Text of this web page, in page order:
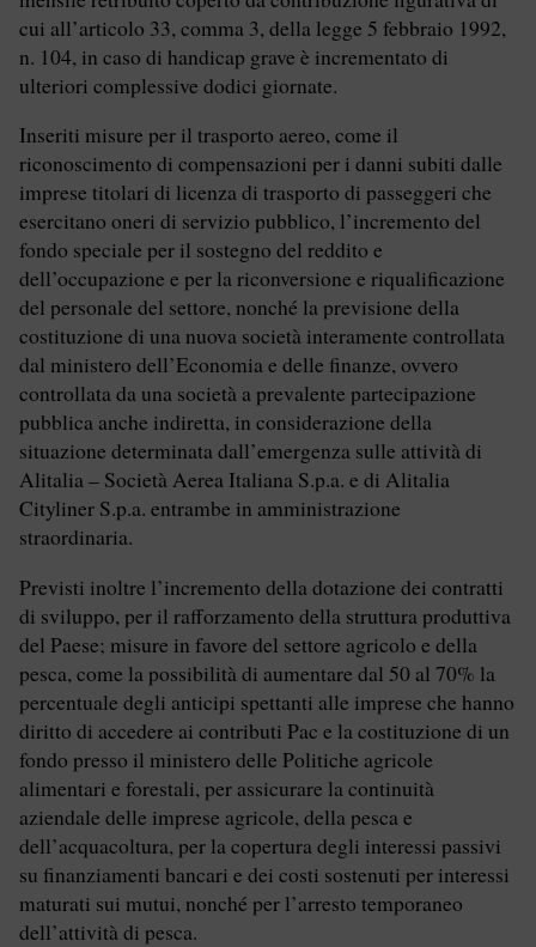
cui all’articolo 33, comma 3, della legge 5 febbraio 1992,
n. 104, in caso di handicap grave è incrementato di
ulteriori complessive dodici giornate.
Inseriti misure per il trasporto aereo, come il
riconoscimento di compensazioni per i danni subiti dalle
imprese titolari di licenza di trasporto di passeggeri che
esercitano oneri di servizio pubblico, l’incremento del
fondo speciale per il sostegno del reddito e
dell’occupazione e per la riconversione e riqualificazione
del personale del settore, nonché la previsione della
costituzione di una nuova società interamente controllata
dal ministero dell’Economia e delle finanze, ovvero
controllata da una società a prevalente partecipazione
pubblica anche indiretta, in considerazione della
situazione determinata dall’emergenza sulle attività di
Alitalia – Società Aerea Italiana S.p.a. e di Alitalia
Cityliner S.p.a. entrambe in amministrazione
straordinaria.
Previsti inoltre l’incremento della dotazione dei contratti
di sviluppo, per il rafforzamento della struttura produttiva
del Paese; misure in favore del settore agricolo e della
pesca, come la possibilità di aumentare dal 50 al 70% la
percentuale degli anticipi spettanti alle imprese che hanno
diritto di accedere ai contributi Pac e la costituzione di un
fondo presso il ministero delle Politiche agricole
alimentari e forestali, per assicurare la continuità
aziendale delle imprese agricole, della pesca e
dell’acquacoltura, per la copertura degli interessi passivi
su finanziamenti bancari e dei costi sostenuti per interessi
maturati sui mutui, nonché per l’arresto temporaneo
dell’attività di pesca.